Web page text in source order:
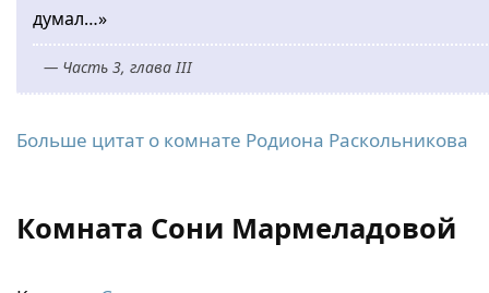
думал…»
— Часть 3, глава III
Больше цитат о комнате Родиона Раскольникова
Комната Сони Мармеладовой